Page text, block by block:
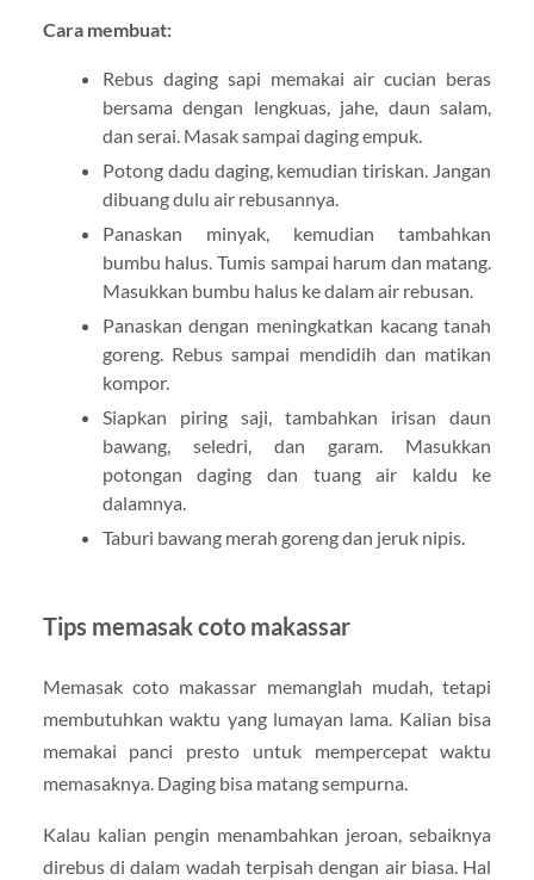
Cara membuat:
Rebus daging sapi memakai air cucian beras
bersama dengan lengkuas, jahe, daun salam,
dan serai. Masak sampai daging empuk.
Potong dadu daging, kemudian tiriskan. Jangan
dibuang dulu air rebusannya.
Panaskan minyak, kemudian tambahkan
bumbu halus. Tumis sampai harum dan matang.
Masukkan bumbu halus ke dalam air rebusan.
Panaskan dengan meningkatkan kacang tanah
goreng. Rebus sampai mendidih dan matikan
kompor.
Siapkan piring saji, tambahkan irisan daun
bawang, seledri, dan garam. Masukkan
potongan daging dan tuang air kaldu ke
dalamnya.
Taburi bawang merah goreng dan jeruk nipis.
Tips memasak coto makassar
Memasak coto makassar memanglah mudah, tetapi
membutuhkan waktu yang lumayan lama. Kalian bisa
memakai panci presto untuk mempercepat waktu
memasaknya. Daging bisa matang sempurna.
Kalau kalian pengin menambahkan jeroan, sebaiknya
direbus di dalam wadah terpisah dengan air biasa. Hal